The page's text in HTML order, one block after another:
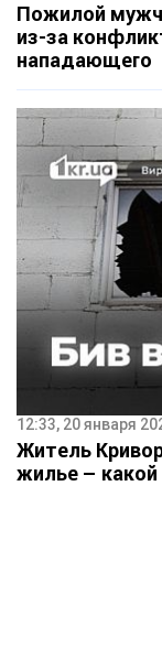
Пожилой
из-за
нападающего
12:33, 20 января
Житель
жилье – какой